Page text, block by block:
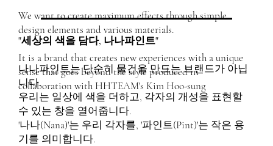
We want to create maximum effects through simple
design elements and various materials.
It is a brand that creates new experiences with a unique
sense that goes beyond the style produced in
collaboration with HHTEAM's Kim Hoo-sung
"세상의 색을 담다, 나나파인트"
나나파인트는 단순히 물건을 만드는 브랜드가 아닙
니다.
우리는 일상에 색을 더하고, 각자의 개성을 표현할
수 있는 창을 열어줍니다.
'나나(Nana)'는 우리 각자를, '파인트(Pint)'는 작은 용
기를 의미합니다.